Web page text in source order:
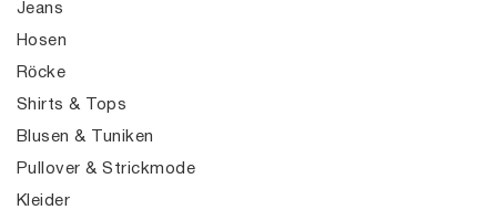
Jeans
Hosen
Röcke
Shirts & Tops
Blusen & Tuniken
Pullover & Strickmode
Kleider